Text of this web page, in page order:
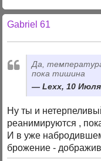
Gabriel 61
Да,
пока тишина
Lexx, 10
Ну ты и
реанимируются ,
И в уже
брожение -